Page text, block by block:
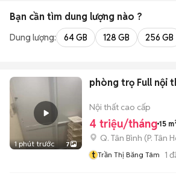
Bạn cần tìm dung lượng nào ?
Dung lượng: 64 GB 128 GB 256 GB
1 phút trước 7
phòng trọ Full nội
Nội thất cao cấp
4 triệu/tháng 15
Q. Tân Bình (P. Tân
t Trần Thị Băng Tâm 1